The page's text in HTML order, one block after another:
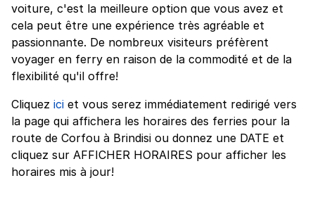
voiture, c'est la meilleure option que vous avez et
cela peut être une expérience très agréable et
passionnante. De nombreux visiteurs préfèrent
voyager en ferry en raison de la commodité et de la
flexibilité qu'il offre!
Cliquez ici et vous serez immédiatement redirigé vers
la page qui affichera les horaires des ferries pour la
route de Corfou à Brindisi ou donnez une DATE et
cliquez sur AFFICHER HORAIRES pour afficher les
horaires mis à jour!